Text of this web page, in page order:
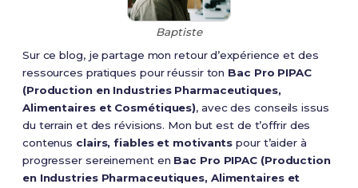
Baptiste
Sur ce blog, je partage mon retour d’expérience et des
ressources pratiques pour réussir ton Bac Pro PIPAC
(Production en Industries Pharmaceutiques,
Alimentaires et Cosmétiques), avec des conseils issus
du terrain et des révisions. Mon but est de t’offrir des
contenus clairs, fiables et motivants pour t’aider à
progresser sereinement en Bac Pro PIPAC (Production
en Industries Pharmaceutiques, Alimentaires et